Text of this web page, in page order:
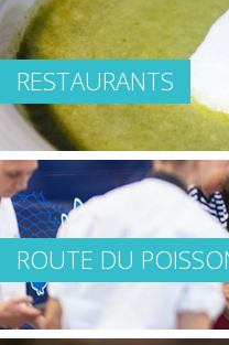
RESTAURANTS
ROUTE DU